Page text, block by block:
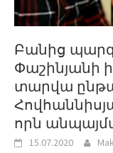
Բանից
Փաշինյանի
տարվա
որն
15.07.2020